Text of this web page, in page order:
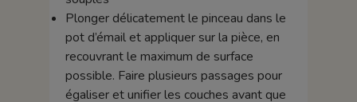
Plonger délicatement le pinceau dans le
pot d’émail et appliquer sur la pièce, en
recouvrant le maximum de surface
possible. Faire plusieurs passages pour
égaliser et unifier les couches avant que